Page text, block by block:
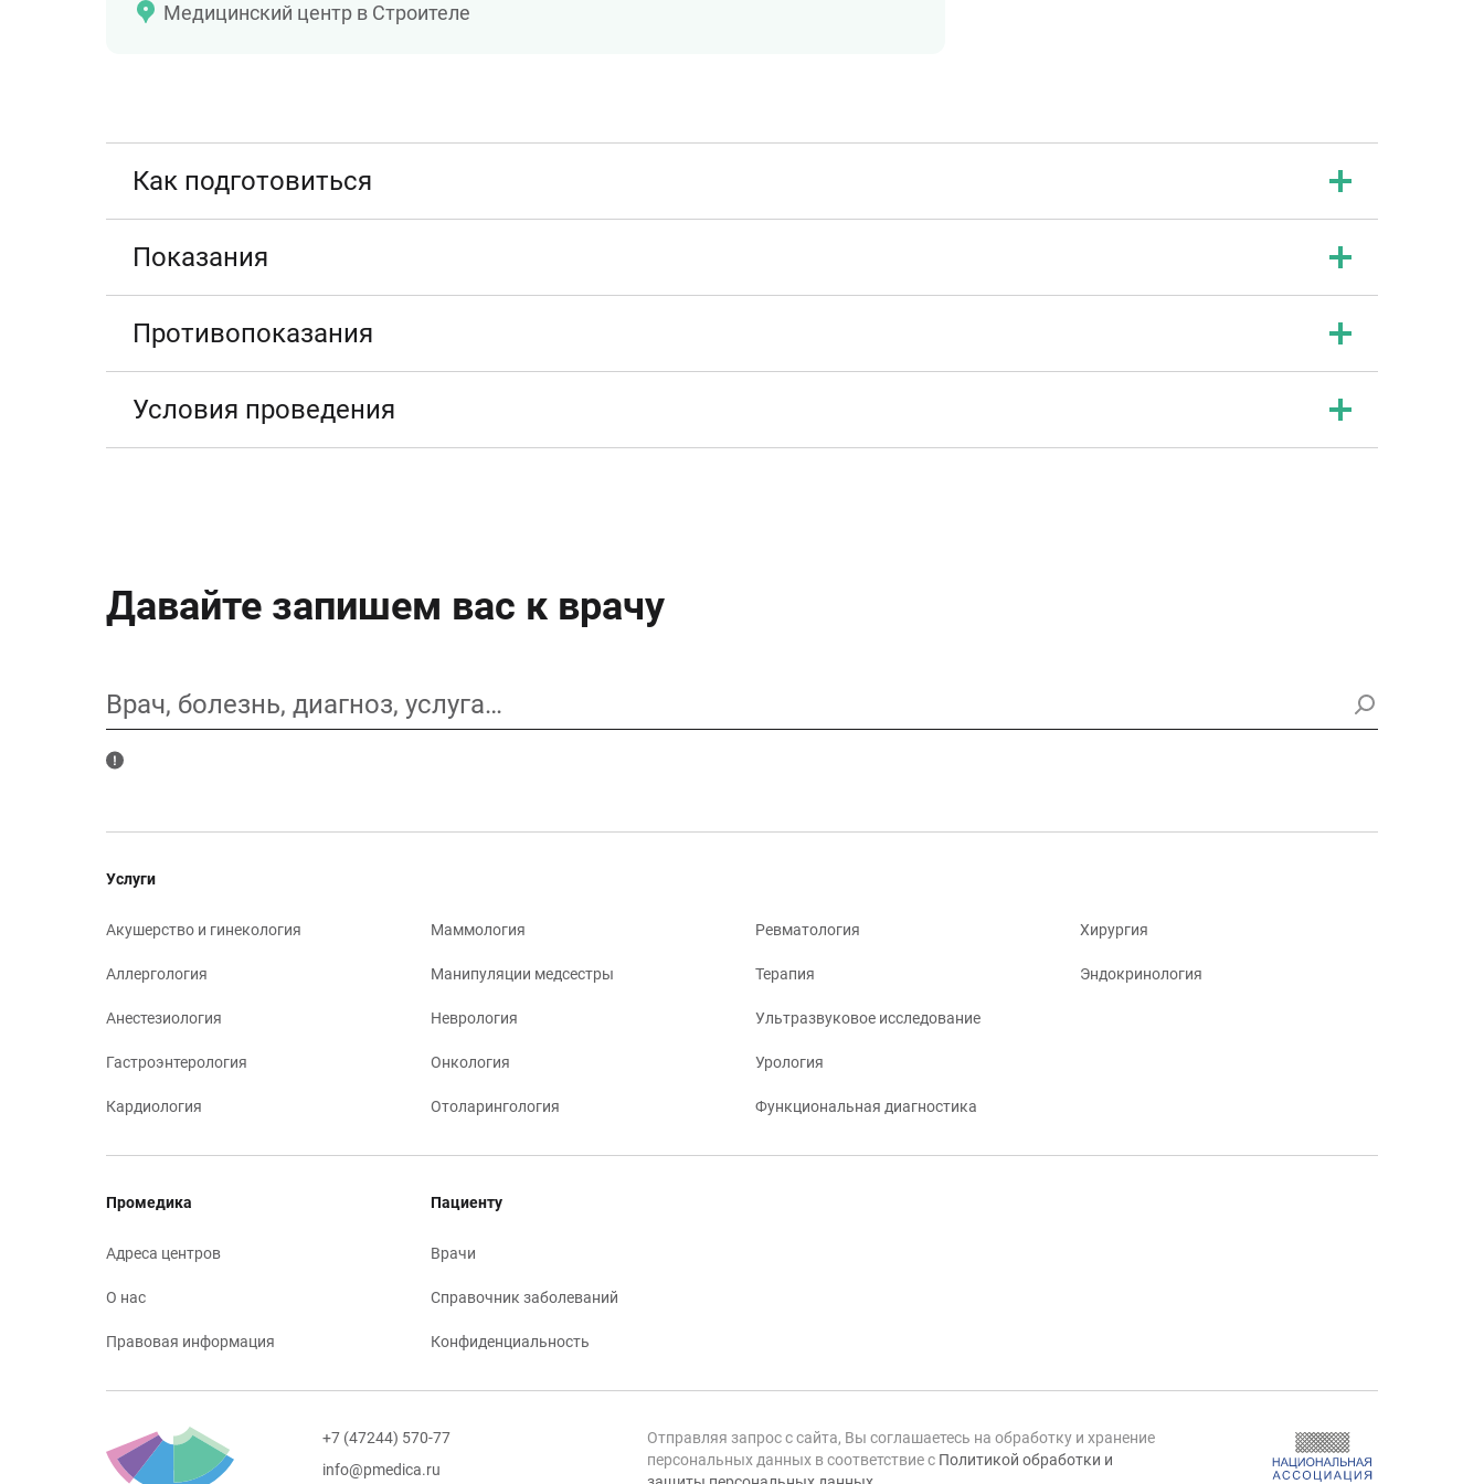
Медицинский центр в Строителе
Как подготовиться
Показания
Противопоказания
Условия проведения
Давайте запишем вас к врачу
Врач, болезнь, диагноз, услуга…
Услуги
Акушерство и гинекология
Аллергология
Анестезиология
Гастроэнтерология
Кардиология
Маммология
Манипуляции медсестры
Неврология
Онкология
Отоларингология
Ревматология
Терапия
Ультразвуковое исследование
Урология
Функциональная диагностика
Хирургия
Эндокринология
Промедика
Адреса центров
О нас
Правовая информация
Пациенту
Врачи
Справочник заболеваний
Конфиденциальность
+7 (47244) 570-77
info@pmedica.ru
Отправляя запрос с сайта, Вы соглашаетесь на обработку и хранение
персональных данных в соответствие с Политикой обработки и